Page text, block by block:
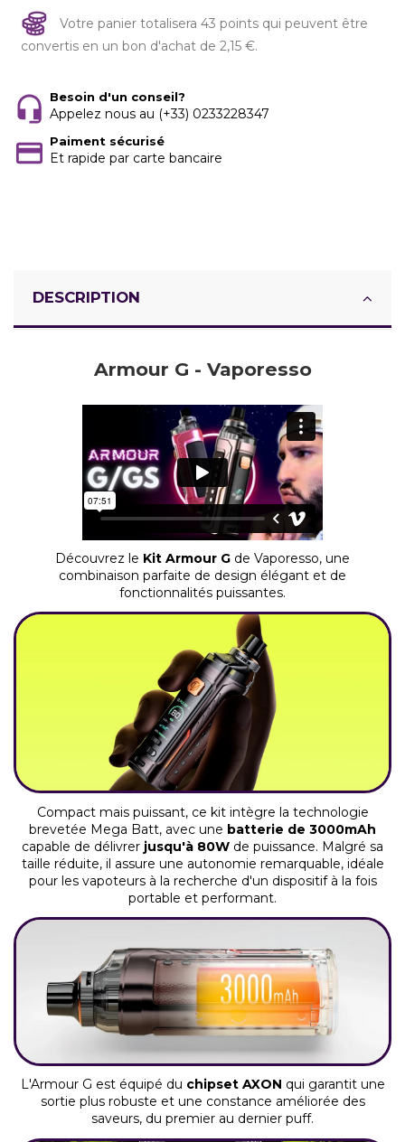
Votre panier totalisera 43 points qui peuvent être
convertis en un bon d'achat de 2,15 €.
Besoin d'un conseil?
Appelez nous au (+33) 0233228347
Paiment sécurisé
Et rapide par carte bancaire
DESCRIPTION
Armour G - Vaporesso
Découvrez le Kit Armour G de Vaporesso, une
combinaison parfaite de design élégant et de
fonctionnalités puissantes.
Compact mais puissant, ce kit intègre la technologie
brevetée Mega Batt, avec une batterie de 3000mAh
capable de délivrer jusqu'à 80W de puissance. Malgré sa
taille réduite, il assure une autonomie remarquable, idéale
pour les vapoteurs à la recherche d'un dispositif à la fois
portable et performant.
L'Armour G est équipé du chipset AXON qui garantit une
sortie plus robuste et une constance améliorée des
saveurs, du premier au dernier puff.